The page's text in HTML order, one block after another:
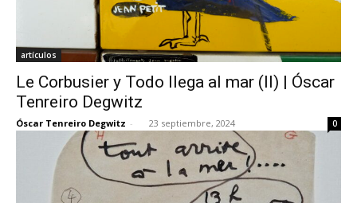
artículos
Le Corbusier y Todo llega al mar (II) | Óscar
Tenreiro Degwitz
Óscar Tenreiro Degwitz - 23 septiembre, 2024 0